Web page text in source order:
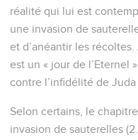
réalité qui lui est
une invasion de
et d’anéantir les
est un « jour de l’Eternel
contre l’infidélité de Juda
Selon certains, le
invasion de sauterelles